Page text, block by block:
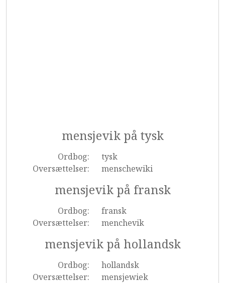
mensjevik på tysk
Ordbog:
tysk
Oversættelser:
menschewiki
mensjevik på fransk
Ordbog:
fransk
Oversættelser:
menchevik
mensjevik på hollandsk
Ordbog:
hollandsk
Oversættelser:
mensjewiek